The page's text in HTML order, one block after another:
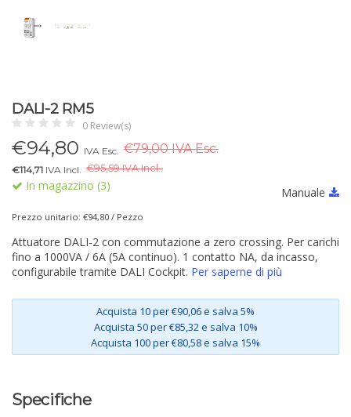
DALI-2 RM5
0 Review(s)
€94,80 IVA Esc. €79,00 IVA Esc.
€114,71 IVA Incl. €95,59 IVA Incl..
In magazzino (3) Manuale
Prezzo unitario: €94,80 / Pezzo
Attuatore DALI-2 con commutazione a zero crossing. Per carichi
fino a 1000VA / 6A (5A continuo). 1 contatto NA, da incasso,
configurabile tramite DALI Cockpit. Per saperne di più
Acquista 10 per €90,06 e salva 5%
Acquista 50 per €85,32 e salva 10%
Acquista 100 per €80,58 e salva 15%
Specifiche